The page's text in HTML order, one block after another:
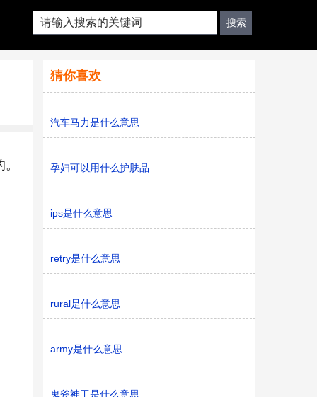
猜你喜欢
汽车马力是什么意思
孕妇可以用什么护肤品
ips是什么意思
retry是什么意思
rural是什么意思
army是什么意思
鬼斧神工是什么意思